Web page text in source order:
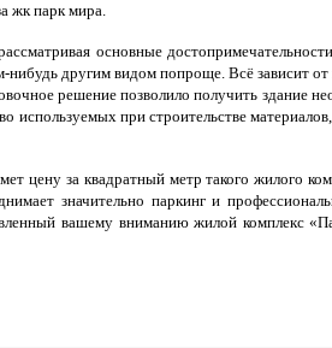
жк парк мира.
основные
другим видом попроще. Всё зависит
решение позволило получить здание
при строительстве
цену за квадратный метр такого жилого
значительно паркинг и
вашему вниманию жилой